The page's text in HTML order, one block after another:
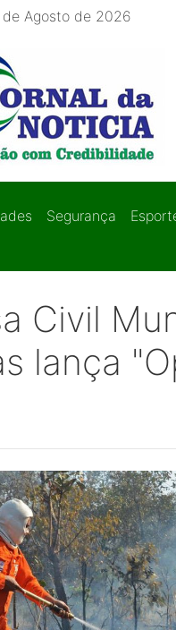
Agosto de 2026
Segurança
Civil
lança